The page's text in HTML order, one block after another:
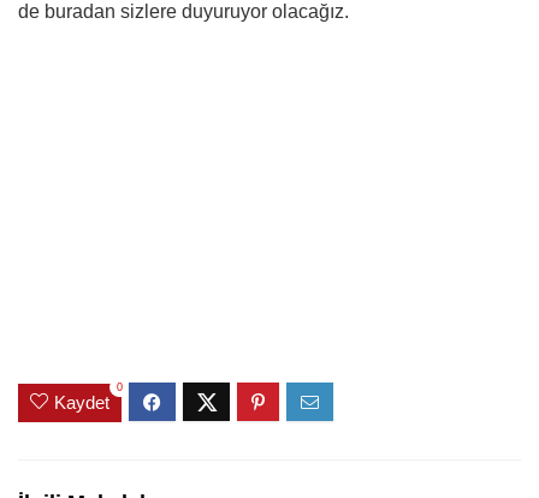
de buradan sizlere duyuruyor olacağız.
Kaydet
0